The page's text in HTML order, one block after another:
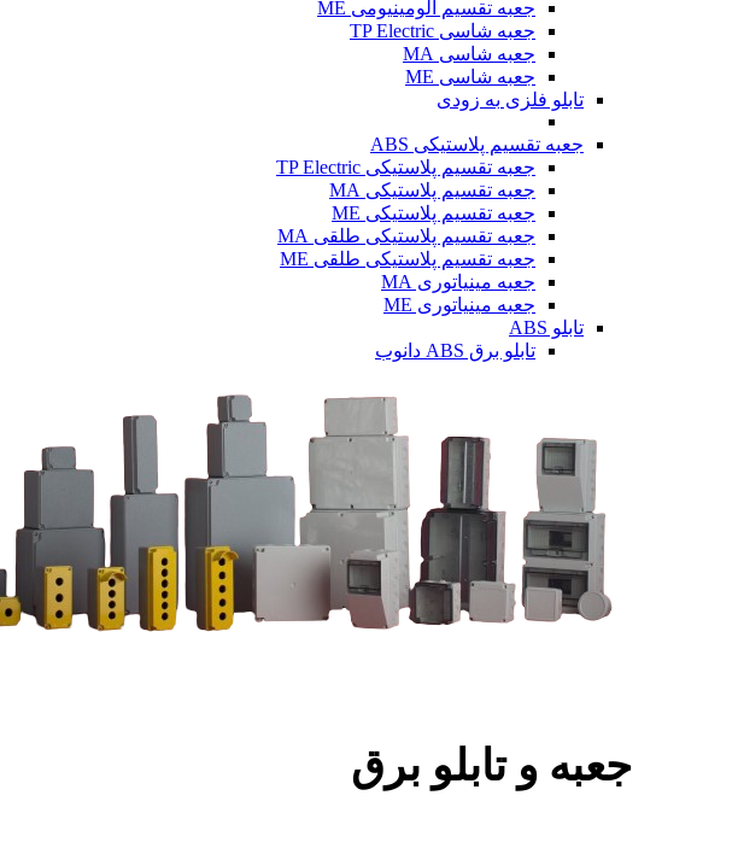
جعبه تقسیم آلومینیومی ME
جعبه شاسی TP Electric
جعبه شاسی MA
جعبه شاسی ME
تابلو فلزی به زودی
جعبه تقسیم پلاستیکی ABS
جعبه تقسیم پلاستیکی TP Electric
جعبه تقسیم پلاستیکی MA
جعبه تقسیم پلاستیکی ME
جعبه تقسیم پلاستیکی طلقی MA
جعبه تقسیم پلاستیکی طلقی ME
جعبه مینیاتوری MA
جعبه مینیاتوری ME
تابلو ABS
تابلو برق ABS دانوب
جعبه و تابلو برق